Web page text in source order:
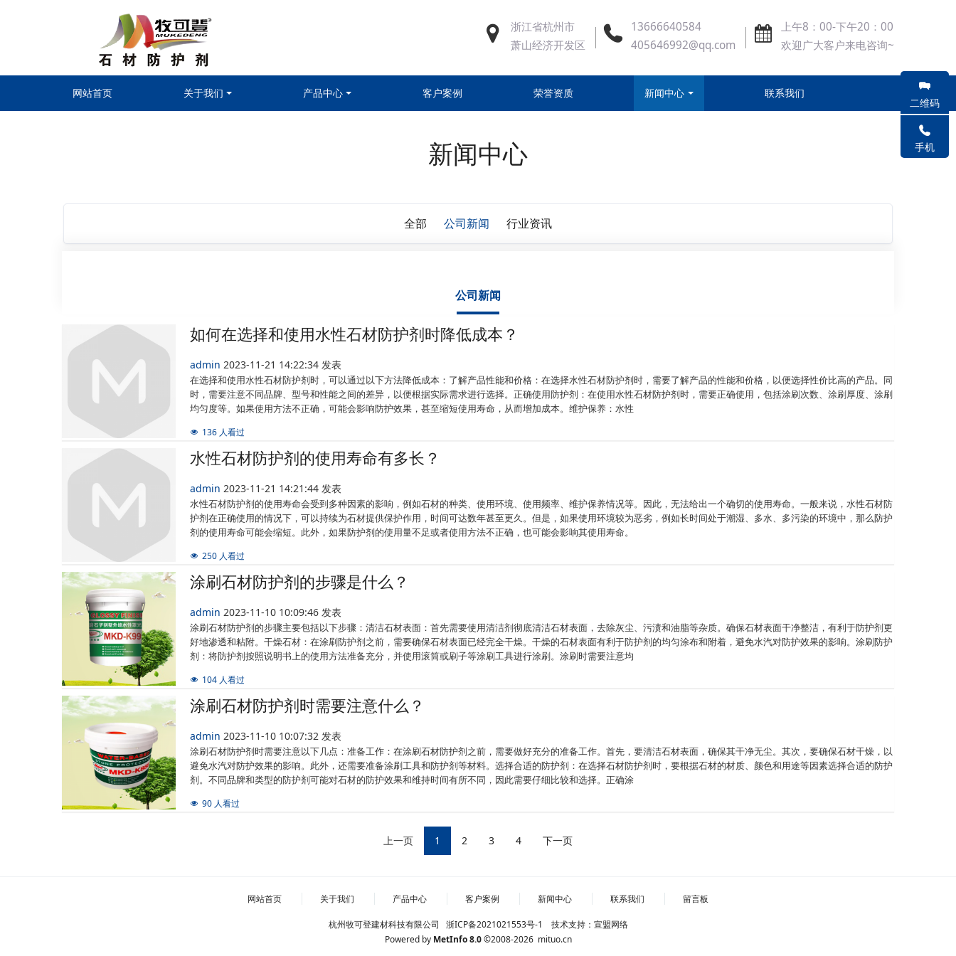
浙江省杭州市
萧山经济开发区
13666640584
405646992@qq.com
上午8：00-下午20：00
欢迎广大客户来电咨询~
网站首页 关于我们 产品中心 客户案例 荣誉资质 新闻中心 联系我们
新闻中心
全部 公司新闻 行业资讯
公司新闻
如何在选择和使用水性石材防护剂时降低成本？
admin 2023-11-21 14:22:34 发表
在选择和使用水性石材防护剂时，可以通过以下方法降低成本：了解产品性能和价格：在选择水性石材防护剂时，需要了解产品的性能和价格，以便选择性价比高的产品。同
时，需要注意不同品牌、型号和性能之间的差异，以便根据实际需求进行选择。正确使用防护剂：在使用水性石材防护剂时，需要正确使用，包括涂刷次数、涂刷厚度、涂刷
均匀度等。如果使用方法不正确，可能会影响防护效果，甚至缩短使用寿命，从而增加成本。维护保养：水性
136 人看过
水性石材防护剂的使用寿命有多长？
admin 2023-11-21 14:21:44 发表
水性石材防护剂的使用寿命会受到多种因素的影响，例如石材的种类、使用环境、使用频率、维护保养情况等。因此，无法给出一个确切的使用寿命。一般来说，水性石材防
护剂在正确使用的情况下，可以持续为石材提供保护作用，时间可达数年甚至更久。但是，如果使用环境较为恶劣，例如长时间处于潮湿、多水、多污染的环境中，那么防护
剂的使用寿命可能会缩短。此外，如果防护剂的使用量不足或者使用方法不正确，也可能会影响其使用寿命。
250 人看过
涂刷石材防护剂的步骤是什么？
admin 2023-11-10 10:09:46 发表
涂刷石材防护剂的步骤主要包括以下步骤：清洁石材表面：首先需要使用清洁剂彻底清洁石材表面，去除灰尘、污渍和油脂等杂质。确保石材表面干净整洁，有利于防护剂更
好地渗透和粘附。干燥石材：在涂刷防护剂之前，需要确保石材表面已经完全干燥。干燥的石材表面有利于防护剂的均匀涂布和附着，避免水汽对防护效果的影响。涂刷防护
剂：将防护剂按照说明书上的使用方法准备充分，并使用滚筒或刷子等涂刷工具进行涂刷。涂刷时需要注意均
104 人看过
涂刷石材防护剂时需要注意什么？
admin 2023-11-10 10:07:32 发表
涂刷石材防护剂时需要注意以下几点：准备工作：在涂刷石材防护剂之前，需要做好充分的准备工作。首先，要清洁石材表面，确保其干净无尘。其次，要确保石材干燥，以
避免水汽对防护效果的影响。此外，还需要准备涂刷工具和防护剂等材料。选择合适的防护剂：在选择石材防护剂时，要根据石材的材质、颜色和用途等因素选择合适的防护
剂。不同品牌和类型的防护剂可能对石材的防护效果和维持时间有所不同，因此需要仔细比较和选择。正确涂
90 人看过
上一页 1 2 3 4 下一页
网站首页 关于我们 产品中心 客户案例 新闻中心 联系我们 留言板
杭州牧可登建材科技有限公司 浙ICP备2021021553号-1 技术支持： 宣盟网络
Powered by MetInfo 8.0©2008-2026 mituo.cn
二维码
手机